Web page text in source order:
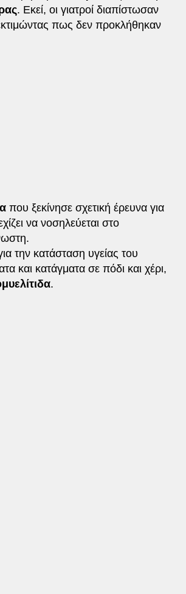
. Εκεί, οι γιατροί διαπίστωσαν
πως δεν προκλήθηκαν
που ξεκίνησε σχετική έρευνα για
να νοσηλεύεται στο
την κατάσταση υγείας του
και κατάγματα σε πόδι και χέρι,
.